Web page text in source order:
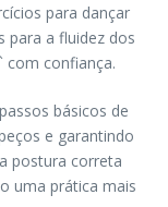
para dançar
para a fluidez dos
com confiança.
básicos de
e garantindo
postura correta
uma prática mais